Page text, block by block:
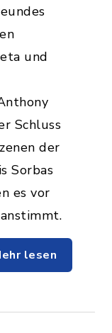
und
Schluss
der
Sorbas
es vor
lesen